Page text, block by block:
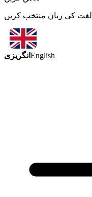
لغت کی زبان منتخب کریں
انگریزی English